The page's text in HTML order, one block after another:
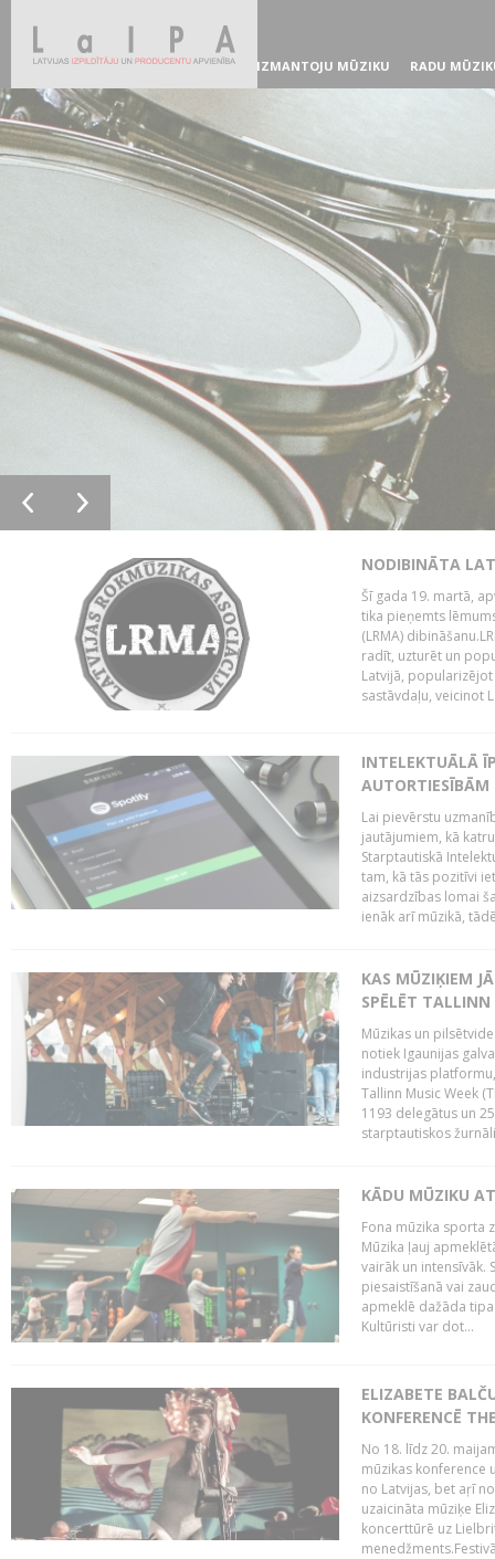
IZMANTOJU MŪZIKU RADU
NODIBINĀTA
Šī gada 19. martā,
tika pieņemts
(LRMA)
radīt, uzturēt un
Latvijā,
sastāvdaļu, veicinot
INTELEKTUĀLĀ
Lai pievērstu
jautājumiem, kā
Starptautiskā
tam, kā tās pozitīvi
aizsardzības lomai
ienāk arī mūzikā,
KAS MŪZIĶIEM
SPĒLĒT TALLINN
Mūzikas un
notiek Igaunijas
industrijas
Tallinn Music Week
1193 delegātus un
starptautiskos
KĀDU MŪZIKU
Fona mūzika sporta
Mūzika ļauj
vairāk un intensīvāk.
piesaistīšanā vai
apmeklē dažāda
Kultūristi var dot...
ELIZABETE
KONFERENCĒ
No 18. līdz 20.
mūzikas konference
no Latvijas, bet aŗī
uzaicināta mūziķe
koncerttūrē uz